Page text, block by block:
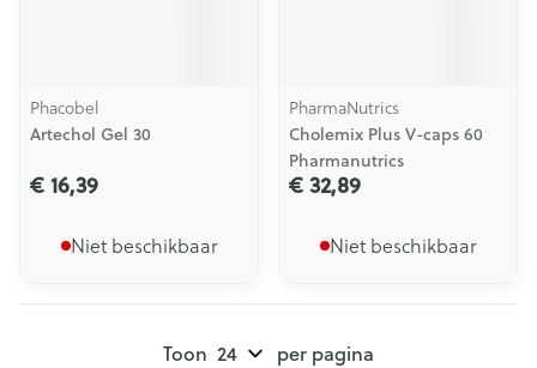
Phacobel
Artechol Gel 30
€ 16,39
Niet beschikbaar
PharmaNutrics
Cholemix Plus V-caps 60
Pharmanutrics
€ 32,89
Niet beschikbaar
Toon per pagina